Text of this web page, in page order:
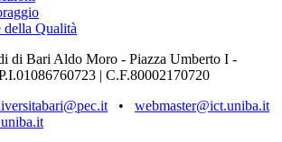
della Qualità
di Bari Aldo Moro - Piazza Umberto I -
| C.F.80002170720
• webmaster@ict.uniba.it